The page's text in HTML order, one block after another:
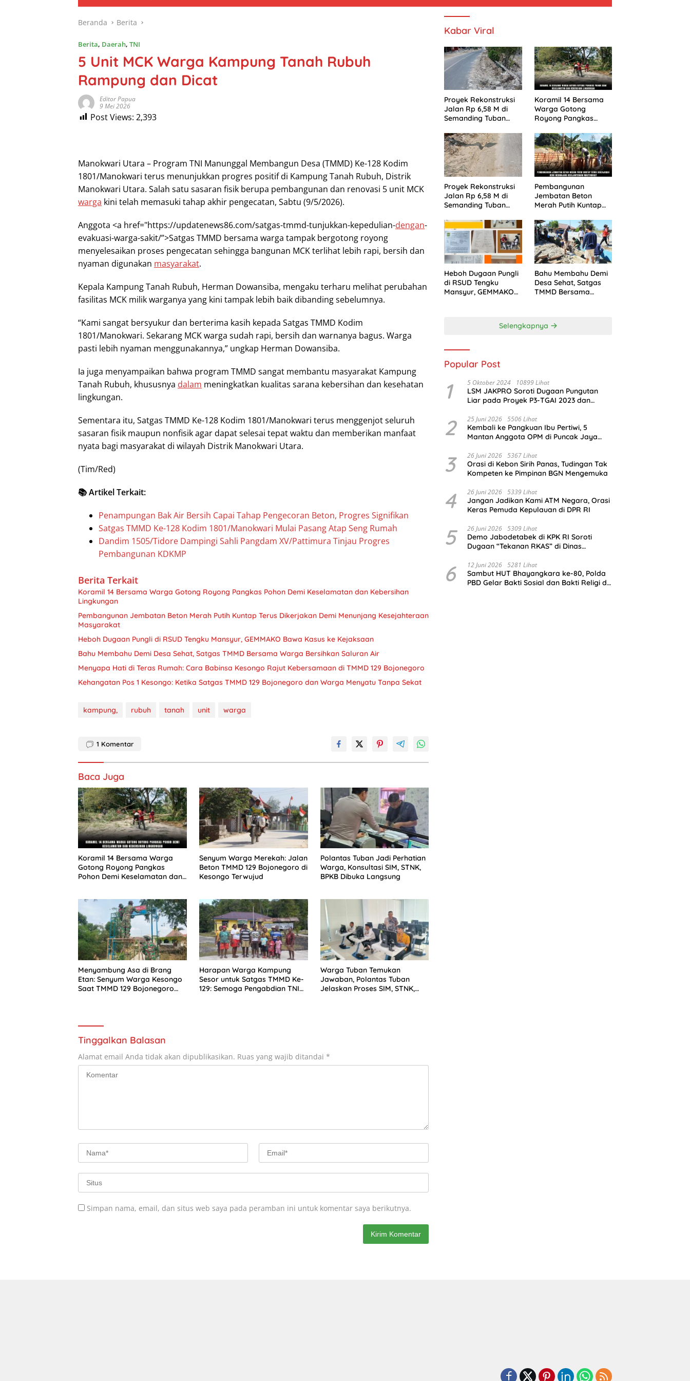
Beranda Berita
Berita, Daerah, TNI
5 Unit MCK Warga Kampung Tanah Rubuh
Rampung dan Dicat
Editor Papua
9 Mei 2026
Post Views: 2,393
Manokwari Utara – Program TNI Manunggal Membangun Desa (TMMD) Ke-128 Kodim
1801/Manokwari terus menunjukkan progres positif di Kampung Tanah Rubuh, Distrik
Manokwari Utara. Salah satu sasaran fisik berupa pembangunan dan renovasi 5 unit MCK
warga kini telah memasuki tahap akhir pengecatan, Sabtu (9/5/2026).
Anggota <a href="https://updatenews86.com/satgas-tmmd-tunjukkan-kepedulian-dengan-
evakuasi-warga-sakit/”>Satgas TMMD bersama warga tampak bergotong royong
menyelesaikan proses pengecatan sehingga bangunan MCK terlihat lebih rapi, bersih dan
nyaman digunakan masyarakat.
Kepala Kampung Tanah Rubuh, Herman Dowansiba, mengaku terharu melihat perubahan
fasilitas MCK milik warganya yang kini tampak lebih baik dibanding sebelumnya.
“Kami sangat bersyukur dan berterima kasih kepada Satgas TMMD Kodim
1801/Manokwari. Sekarang MCK warga sudah rapi, bersih dan warnanya bagus. Warga
pasti lebih nyaman menggunakannya,” ungkap Herman Dowansiba.
Ia juga menyampaikan bahwa program TMMD sangat membantu masyarakat Kampung
Tanah Rubuh, khususnya dalam meningkatkan kualitas sarana kebersihan dan kesehatan
lingkungan.
Sementara itu, Satgas TMMD Ke-128 Kodim 1801/Manokwari terus menggenjot seluruh
sasaran fisik maupun nonfisik agar dapat selesai tepat waktu dan memberikan manfaat
nyata bagi masyarakat di wilayah Distrik Manokwari Utara.
(Tim/Red)
📚 Artikel Terkait:
Penampungan Bak Air Bersih Capai Tahap Pengecoran Beton, Progres Signifikan
Satgas TMMD Ke-128 Kodim 1801/Manokwari Mulai Pasang Atap Seng Rumah
Dandim 1505/Tidore Dampingi Sahli Pangdam XV/Pattimura Tinjau Progres
Pembangunan KDKMP
Berita Terkait
Koramil 14 Bersama Warga Gotong Royong Pangkas Pohon Demi Keselamatan dan Kebersihan
Lingkungan
Pembangunan Jembatan Beton Merah Putih Kuntap Terus Dikerjakan Demi Menunjang Kesejahteraan
Masyarakat
Heboh Dugaan Pungli di RSUD Tengku Mansyur, GEMMAKO Bawa Kasus ke Kejaksaan
Bahu Membahu Demi Desa Sehat, Satgas TMMD Bersama Warga Bersihkan Saluran Air
Menyapa Hati di Teras Rumah: Cara Babinsa Kesongo Rajut Kebersamaan di TMMD 129 Bojonegoro
Kehangatan Pos 1 Kesongo: Ketika Satgas TMMD 129 Bojonegoro dan Warga Menyatu Tanpa Sekat
kampung, rubuh tanah unit warga
1 Komentar
Baca Juga
Koramil 14 Bersama Warga
Gotong Royong Pangkas
Pohon Demi Keselamatan dan
Senyum Warga Merekah: Jalan
Beton TMMD 129 Bojonegoro di
Kesongo Terwujud
Polantas Tuban Jadi Perhatian
Warga, Konsultasi SIM, STNK,
BPKB Dibuka Langsung
Menyambung Asa di Brang
Etan: Senyum Warga Kesongo
Saat TMMD 129 Bojonegoro
Harapan Warga Kampung
Sesor untuk Satgas TMMD Ke-
129: Semoga Pengabdian TNI
Warga Tuban Temukan
Jawaban, Polantas Tuban
Jelaskan Proses SIM, STNK,
Tinggalkan Balasan
Alamat email Anda tidak akan dipublikasikan. Ruas yang wajib ditandai *
Simpan nama, email, dan situs web saya pada peramban ini untuk komentar saya berikutnya.
Kabar Viral
​Proyek Rekonstruksi
Jalan Rp 6,58 M di
Semanding Tuban
Bahayakan Pengguna
Jalan
Koramil 14 Bersama
Warga Gotong
Royong Pangkas
Keselamatan dan
Kebersihan
Lingkungan
​Proyek Rekonstruksi
Jalan Rp 6,58 M di
Semanding Tuban
Bahayakan Pengguna
Jalan
Pembangunan
Jembatan Beton
Merah Putih Kuntap
Menunjang
Kesejahteraan
Masyarakat
Heboh Dugaan Pungli
di RSUD Tengku
Mansyur, GEMMAKO
Bahu Membahu Demi
Desa Sehat, Satgas
TMMD Bersama
Selengkapnya
Popular Post
1 5 Oktober 2024 10899 Lihat
LSM JAKPRO Soroti Dugaan Pungutan
Liar pada Proyek P3-TGAI 2023 dan
Probolinggo
2 25 Juni 2026 5506 Lihat
Kembali ke Pangkuan Ibu Pertiwi, 5
Mantan Anggota OPM di Puncak Jaya
3 26 Juni 2026 5367 Lihat
Orasi di Kebon Sirih Panas, Tudingan Tak
Kompeten ke Pimpinan BGN Mengemuka
4 26 Juni 2026 5339 Lihat
Jangan Jadikan Kami ATM Negara, Orasi
Keras Pemuda Kepulauan di DPR RI
5 26 Juni 2026 5309 Lihat
Demo Jabodetabek di KPK RI Soroti
Dugaan “Tekanan RKAS” di Dinas
6 12 Juni 2026 5281 Lihat
Sambut HUT Bhayangkara ke-80, Polda
PBD Gelar Bakti Sosial dan Bakti Religi di